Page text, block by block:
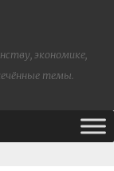
экономике,
темы.